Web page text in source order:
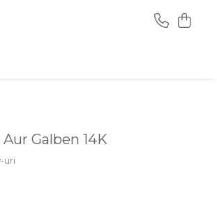
Galben 14K
uri